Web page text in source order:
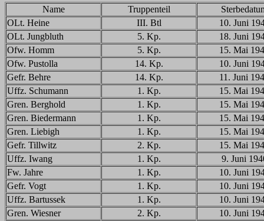
Name Truppenteil
OLt. Heine
III. Btl
10. Juni
OLt. Jungbluth
5. Kp.
18. Juni
Ofw. Homm
5. Kp.
15. Mai
Ofw. Pustolla
14. Kp.
10. Juni
Gefr. Behre
14. Kp.
11. Juni
Uffz. Schumann
1. Kp.
15. Mai
Gren. Berghold
1. Kp.
15. Mai
Gren. Biedermann
1. Kp.
15. Mai
Gren. Liebigh
1. Kp.
15. Mai
Gefr. Tillwitz
2. Kp.
15. Mai
Uffz. Iwang
1. Kp.
9. Juni
Fw. Jahre
1. Kp.
10. Juni
Gefr. Vogt
1. Kp.
10. Juni
Uffz. Bartussek
1. Kp.
10. Juni
Gren. Wiesner
2. Kp.
10. Juni